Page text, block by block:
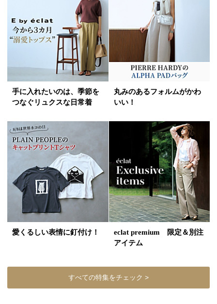
手に入れたいのは、季節を
つなぐリュクスな日常着
丸みのあるフォルムがかわ
いい！
愛くるしい表情に釘付け！
eclat premium 限定＆別注
アイテム
すべての特集をチェック >